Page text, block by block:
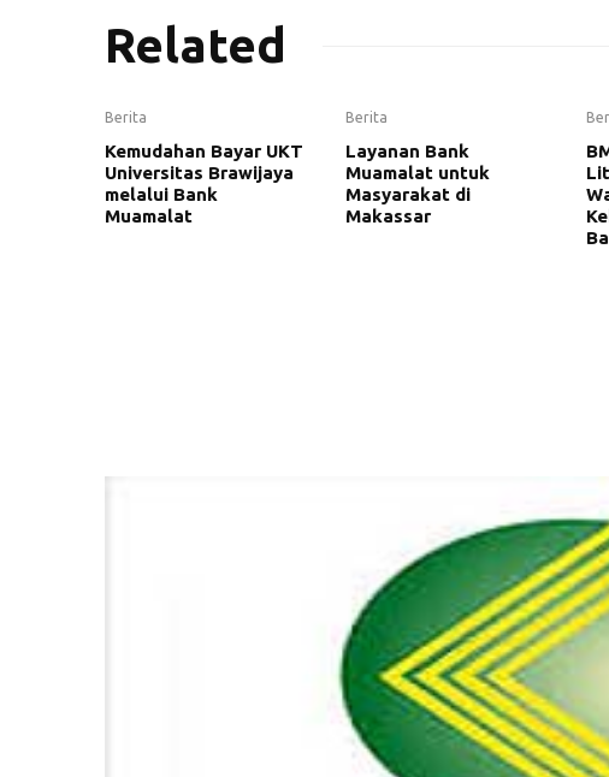
Related
Berita
Kemudahan Bayar UKT
Universitas Brawijaya
melalui Bank
Muamalat
Berita
Layanan Bank
Muamalat untuk
Masyarakat di
Makassar